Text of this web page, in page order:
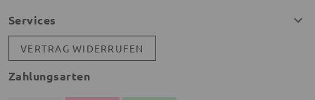
Services
VERTRAG WIDERRUFEN
Zahlungsarten